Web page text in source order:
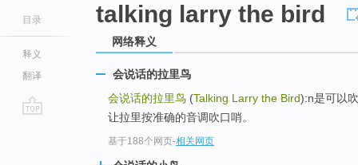
目录
释义
翻译
talking larry the bird
网络释义
会说话的拉里鸟
会说话的拉里鸟 (Talking Larry the Bird):n是可以
让拉里按准确的音调吹口哨。
基于188个网页-相关网页